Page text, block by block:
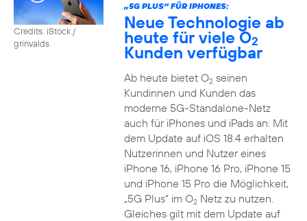
Credits: iStock /
grinvalds
„5G PLUS“ FÜR IPHONES:
Neue Technologie ab
heute für viele O2
Kunden verfügbar
Ab heute bietet O2seinen
Kundinnen und Kunden das
moderne 5G-Standalone-Netz
auch für iPhones und iPads an: Mit
dem Update auf iOS 18.4 erhalten
Nutzerinnen und Nutzer eines
iPhone 16, iPhone 16 Pro, iPhone 15
und iPhone 15 Pro die Möglichkeit,
„5G Plus“ im O2Netz zu nutzen.
Gleiches gilt mit dem Update auf